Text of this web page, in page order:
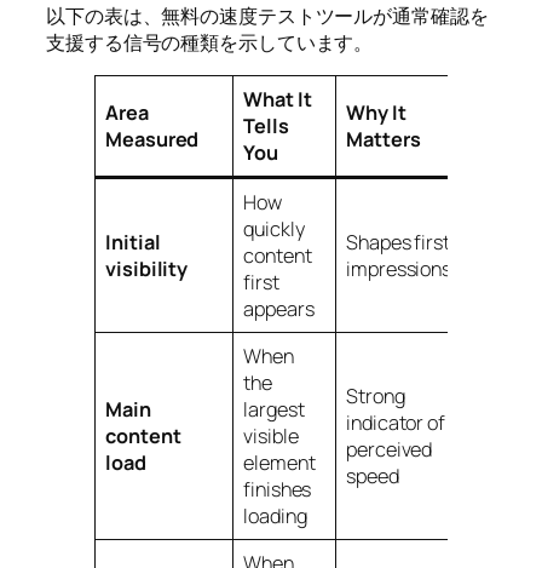
以下の表は、無料の速度テストツールが通常確認を
支援する信号の種類を示しています。
Area
Measured
What It
Tells
You
Why It
Matters
Initial
visibility
How
quickly
content
first
appears
Shapes first
impressions
Main
content
load
When
the
largest
visible
element
finishes
loading
Strong
indicator of
perceived
speed